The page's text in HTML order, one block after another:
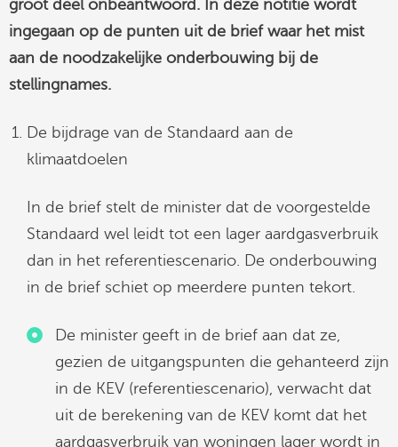
groot deel onbeantwoord. In deze notitie wordt
ingegaan op de punten uit de brief waar het mist
aan de noodzakelijke onderbouwing bij de
stellingnames.
De bijdrage van de Standaard aan de
klimaatdoelen
In de brief stelt de minister dat de voorgestelde
Standaard wel leidt tot een lager aardgasverbruik
dan in het referentiescenario. De onderbouwing
in de brief schiet op meerdere punten tekort.
De minister geeft in de brief aan dat ze,
gezien de uitgangspunten die gehanteerd zijn
in de KEV (referentiescenario), verwacht dat
uit de berekening van de KEV komt dat het
aardgasverbruik van woningen lager wordt in